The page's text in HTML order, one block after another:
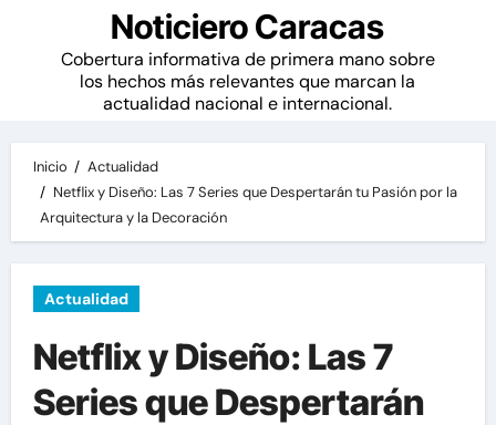
Noticiero Caracas
Cobertura informativa de primera mano sobre
los hechos más relevantes que marcan la
actualidad nacional e internacional.
Inicio
Actualidad
Netflix y Diseño: Las 7 Series que Despertarán tu Pasión por la
Arquitectura y la Decoración
Actualidad
Netflix y Diseño: Las 7
Series que Despertarán